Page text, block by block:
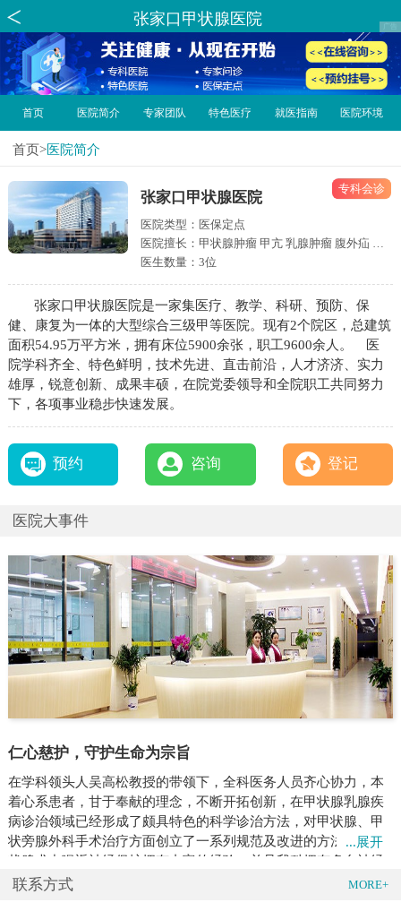
张家口甲状腺医院
首页 医院简介 专家团队 特色医疗 就医指南 医院环境
首页>医院简介
张家口甲状腺医院
专科会诊
医院类型：医保定点
医院擅长：甲状腺肿瘤 甲亢 乳腺肿瘤 腹外疝 血
管外科疾病 腹部外科等疾病
医生数量：3位
张家口甲状腺医院是一家集医疗、教学、科研、预防、保
健、康复为一体的大型综合三级甲等医院。现有2个院区，总建筑
面积54.95万平方米，拥有床位5900余张，职工9600余人。 医
院学科齐全、特色鲜明，技术先进、直击前沿，人才济济、实力
雄厚，锐意创新、成果丰硕，在院党委领导和全院职工共同努力
下，各项事业稳步快速发展。
预约 咨询 登记
医院大事件
仁心慈护，守护生命为宗旨
在学科领头人吴高松教授的带领下，全科医务人员齐心协力，本
着心系患者，甘于奉献的理念，不断开拓创新，在甲状腺乳腺疾
病诊治领域已经形成了颇具特色的科学诊治方法，对甲状腺、甲
状旁腺外科手术治疗方面创立了一系列规范及改进的方法，对甲
状腺术中喉返神经保护拥有丰富的经验，并且我科拥有多台神经
探测仪，亦为喉返神经的术中保护提供了有利的保障，同时吴高
...展开
联系方式 MORE+